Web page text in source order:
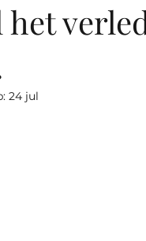
24 jul
met NaN uit 5 sterren.